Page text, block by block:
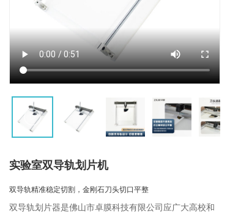
实验室双导轨划片机
双导轨精准稳定切割，金刚石刀头切口平整
双导轨划片器是佛山市卓膜科技有限公司应广大高校和